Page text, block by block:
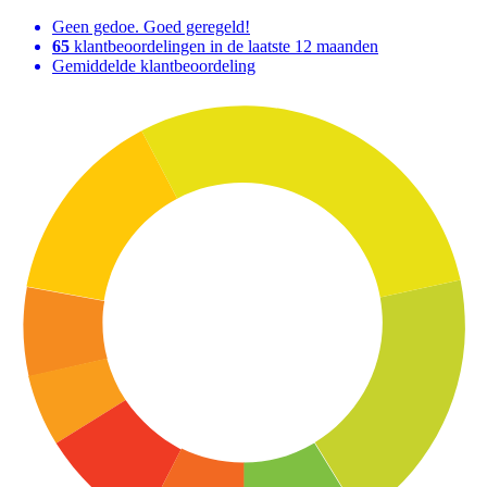
Geen gedoe. Goed geregeld!
65 klantbeoordelingen in de laatste 12 maanden
Gemiddelde klantbeoordeling